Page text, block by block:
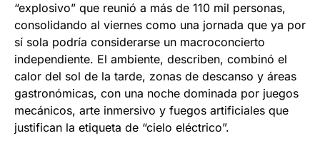
“explosivo” que reunió a más de 110 mil personas,
consolidando al viernes como una jornada que ya por
sí sola podría considerarse un macroconcierto
independiente. El ambiente, describen, combinó el
calor del sol de la tarde, zonas de descanso y áreas
gastronómicas, con una noche dominada por juegos
mecánicos, arte inmersivo y fuegos artificiales que
justifican la etiqueta de “cielo eléctrico”.